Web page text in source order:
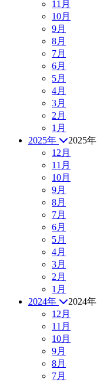
11月
10月
9月
8月
7月
6月
5月
4月
3月
2月
1月
2025年
2025年
12月
11月
10月
9月
8月
7月
6月
5月
4月
3月
2月
1月
2024年
2024年
12月
11月
10月
9月
8月
7月